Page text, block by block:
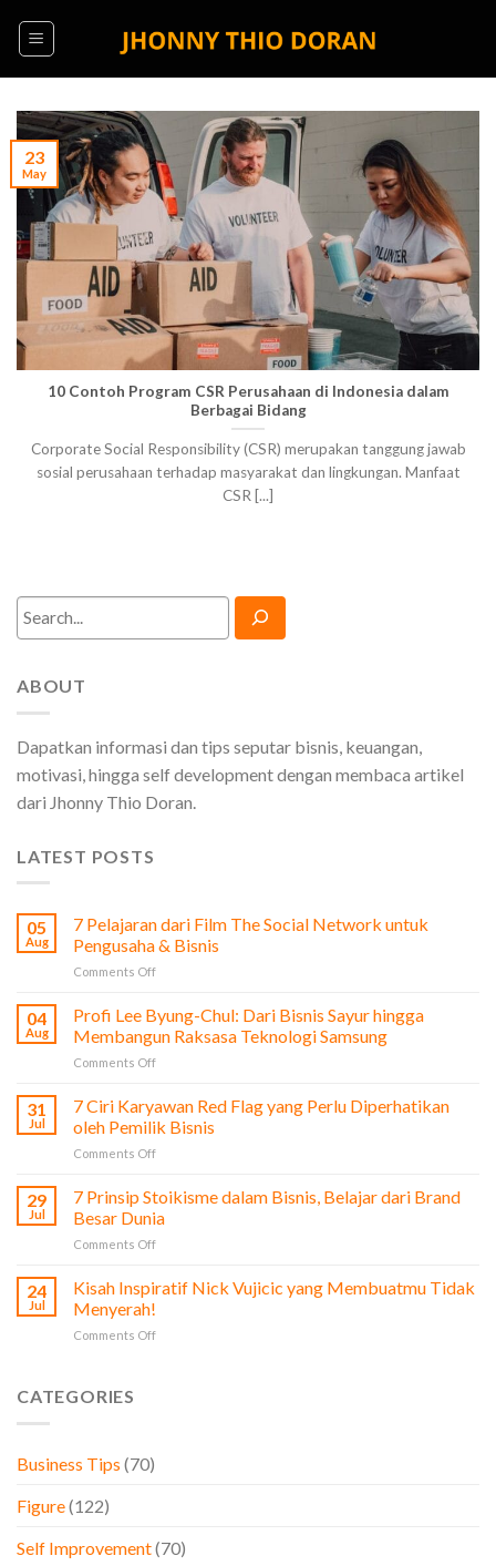
10 Contoh Program CSR Perusahaan di Indonesia dalam
Berbagai Bidang
Corporate Social Responsibility (CSR) merupakan tanggung jawab
sosial perusahaan terhadap masyarakat dan lingkungan. Manfaat
CSR [...]
23
May
Search
ABOUT
Dapatkan informasi dan tips seputar bisnis, keuangan,
motivasi, hingga self development dengan membaca artikel
dari Jhonny Thio Doran.
LATEST POSTS
05
Aug
7 Pelajaran dari Film The Social Network untuk
Pengusaha & Bisnis
Comments Offon
Pelajaran
dari
Film
The
Network
untuk
04
Aug
Profi Lee Byung-Chul: Dari Bisnis Sayur hingga
Membangun Raksasa Teknologi Samsung
Comments Offon
Chul:
Dari
Sayur
Samsung
31
Jul
7 Ciri Karyawan Red Flag yang Perlu Diperhatikan
oleh Pemilik Bisnis
Comments Offon
Ciri
Red
Flag
Perlu
29
Jul
7 Prinsip Stoikisme dalam Bisnis, Belajar dari Brand
Besar Dunia
Comments Offon
Prinsip
Bisnis,
24
Jul
Kisah Inspiratif Nick Vujicic yang Membuatmu Tidak
Menyerah!
Comments Offon
CATEGORIES
Business Tips (70)
Figure(122)
Self Improvement(70)